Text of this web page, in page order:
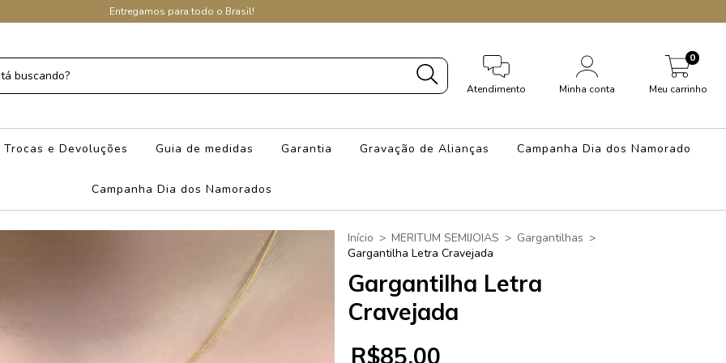
Entregamos para todo o Brasil!
Atendimento Minha conta Meu carrinho
0
Trocas e Devoluções Guia de medidas Garantia Gravação de Alianças Campanha Dia dos Namorado
Campanha Dia dos Namorados
Início > MERITUM SEMIJOIAS > Gargantilhas >
Gargantilha Letra Cravejada
Gargantilha Letra
Cravejada
R$85,00